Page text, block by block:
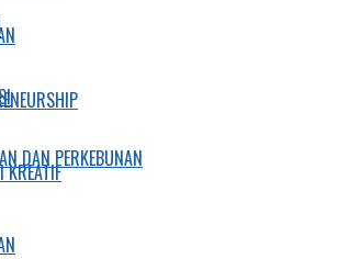
DAN PERKEBUNAN
KREATIF